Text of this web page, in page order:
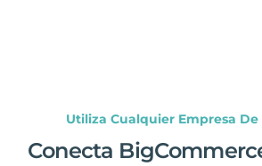
Utiliza Cualquier Empresa
Conecta